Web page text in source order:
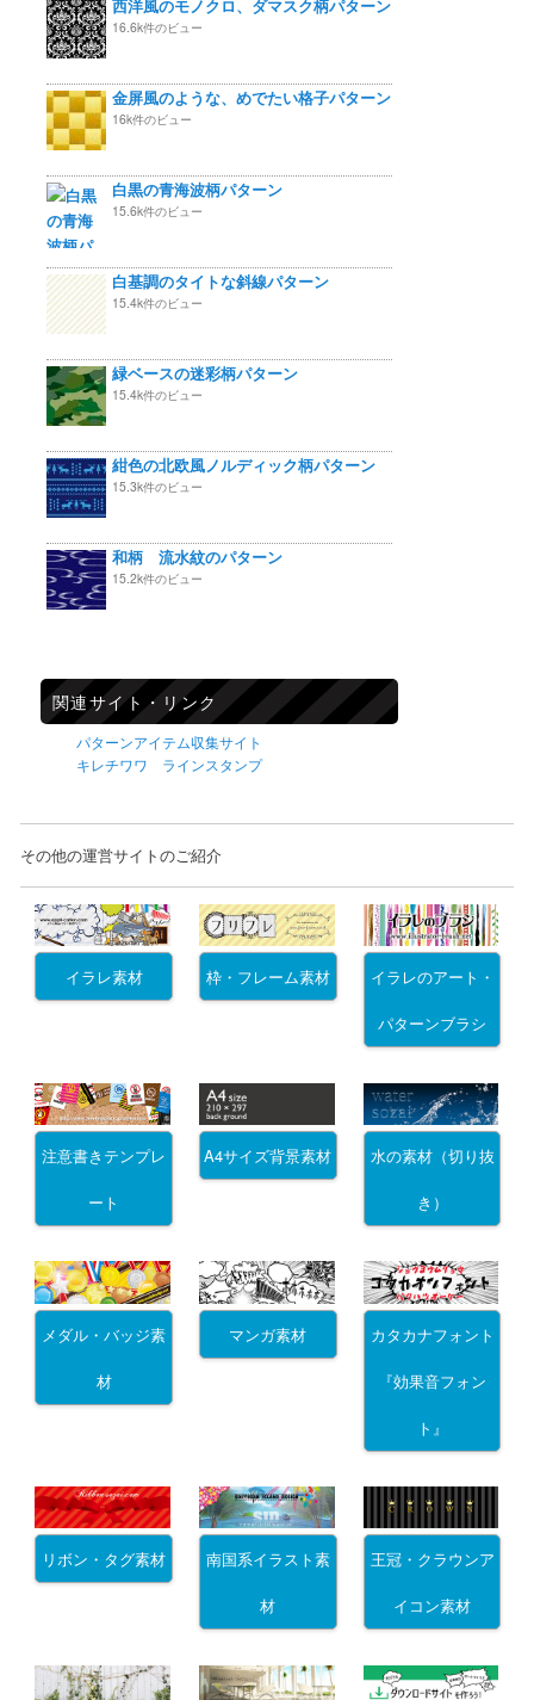
西洋風のモノクロ、ダマスク柄パターン
16.6k件のビュー
金屏風のような、めでたい格子パターン
16k件のビュー
白黒の青海波柄パターン
15.6k件のビュー
白基調のタイトな斜線パターン
15.4k件のビュー
緑ベースの迷彩柄パターン
15.4k件のビュー
紺色の北欧風ノルディック柄パターン
15.3k件のビュー
和柄 流水紋のパターン
15.2k件のビュー
関連サイト・リンク
パターンアイテム収集サイト
キレチワワ ラインスタンプ
その他の運営サイトのご紹介
イラレ素材 枠・フレーム素材 イラレのアート・
パターンブラシ
注意書きテンプレ
ート
A4サイズ背景素材 水の素材（切り抜
き）
メダル・バッジ素
材
マンガ素材 カタカナフォント
『効果音フォン
ト』
リボン・タグ素材 南国系イラスト素
材
王冠・クラウンア
イコン素材